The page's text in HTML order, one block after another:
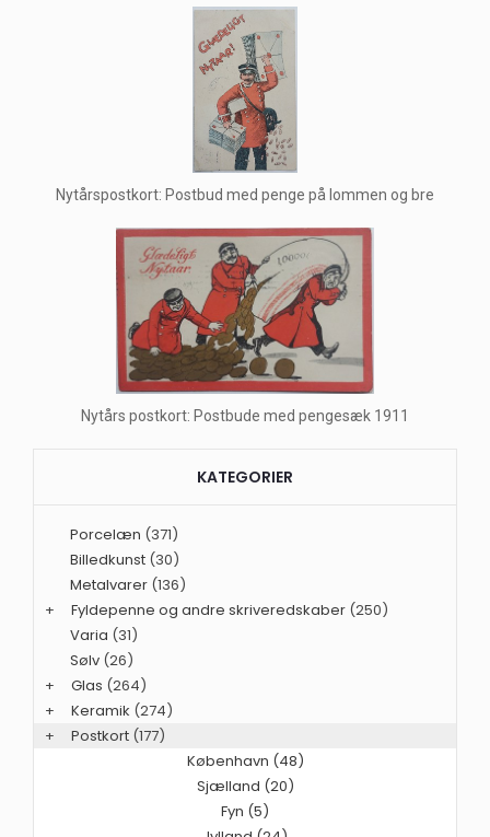
Nytårspostkort: Postbud med penge på lommen og bre
Nytårs postkort: Postbude med pengesæk 1911
KATEGORIER
Porcelæn (371)
Billedkunst (30)
Metalvarer (136)
+
Fyldepenne og andre skriveredskaber (250)
Varia (31)
Sølv (26)
+
Glas (264)
+
Keramik (274)
+
Postkort (177)
København (48)
Sjælland (20)
Fyn (5)